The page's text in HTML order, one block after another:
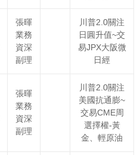
張暉
業務
資深
副理
川普2.0關注
日圓升值~交
易JPX大阪微
日經
張暉
業務
資深
副理
川普2.0關注
美國抗通膨~
交易CME周
選擇權-黃
金、輕原油